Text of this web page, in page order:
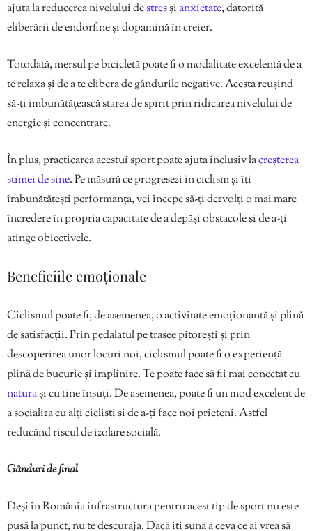
ajuta la reducerea nivelului destresșianxietate, datorită
eliberării de endorfine și dopamină în creier.
Totodată, mersul pe bicicletă poate fi o modalitate excelentă de a
te relaxa și de a te elibera de gândurile negative. Acesta reușind
să-ți îmbunătățească starea de spirit prin ridicarea nivelului de
energie și concentrare.
În plus, practicarea acestui sport poate ajuta inclusiv lacreșterea
stimei de sine. Pe măsură ce progresezi în ciclism și îți
îmbunătățești performanța, vei începe să-ți dezvolți o mai mare
încredere în propria capacitate de a depăși obstacole și de a-ți
atinge obiectivele.
Beneficiile emoționale
Ciclismul poate fi, de asemenea, o activitate emoționantă și plină
de satisfacții. Prin pedalatul pe trasee pitorești și prin
descoperirea unor locuri noi, ciclismul poate fi o experiență
plină de bucurie și împlinire. Te poate face să fii mai conectat cu
naturași cu tine însuți. De asemenea, poate fi un mod excelent de
a socializa cu alți cicliști și de a-ți face noi prieteni. Astfel
reducând riscul de izolare socială.
Gânduri de final
Deși în România infrastructura pentru acest tip de sport nu este
pusă la punct, nu te descuraja. Dacă îți sună a ceva ce ai vrea să